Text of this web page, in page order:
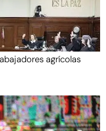
agrícolas